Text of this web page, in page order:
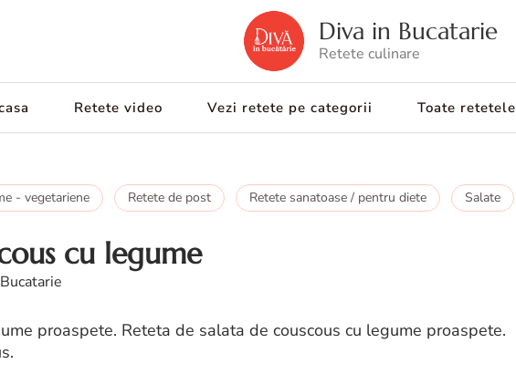
Diva in Bucatarie
Retete culinare
Retete video Vezi retete pe categorii Toate retetele
- vegetariene Retete de post Retete sanatoase / pentru diete Salate
cu legume
proaspete. Reteta de salata de couscous cu legume proaspete.